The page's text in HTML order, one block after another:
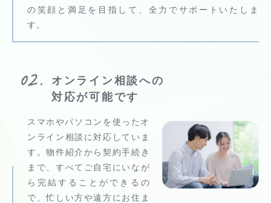
の笑顔と満足を目指して、全力でサポートいたしま
す。
オンライン相談への
対応が可能です
スマホやパソコンを使ったオ
ンライン相談に対応していま
す。物件紹介から契約手続き
まで、すべてご自宅にいなが
ら完結することができるの
で、忙しい方や遠方にお住ま